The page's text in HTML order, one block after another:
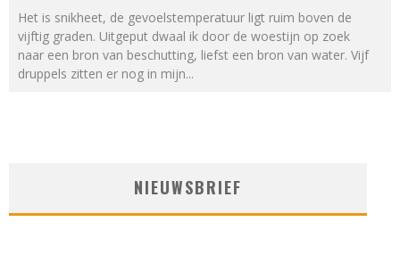
Het is snikheet, de gevoelstemperatuur ligt ruim boven de
vijftig graden. Uitgeput dwaal ik door de woestijn op zoek
naar een bron van beschutting, liefst een bron van water. Vijf
druppels zitten er nog in mijn...
NIEUWSBRIEF